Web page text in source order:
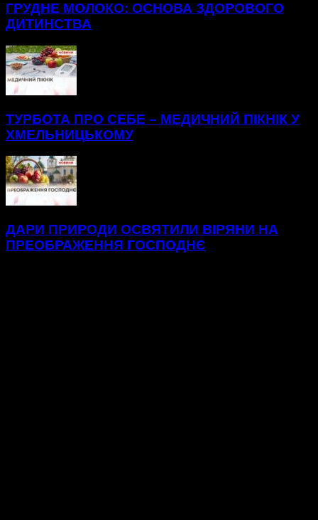
ГРУДНЕ МОЛОКО: ОСНОВА ЗДОРОВОГО
ДИТИНСТВА
ТУРБОТА ПРО СЕБЕ – МЕДИЧНИЙ ПІКНІК У
ХМЕЛЬНИЦЬКОМУ
ДАРИ ПРИРОДИ ОСВЯТИЛИ ВІРЯНИ НА
ПРЕОБРАЖЕННЯ ГОСПОДНЄ